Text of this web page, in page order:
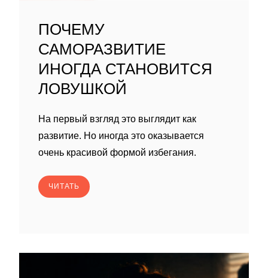
ПОЧЕМУ
САМОРАЗВИТИЕ
ИНОГДА СТАНОВИТСЯ
ЛОВУШКОЙ
На первый взгляд это выглядит как
развитие. Но иногда это оказывается
очень красивой формой избегания.
ЧИТАТЬ